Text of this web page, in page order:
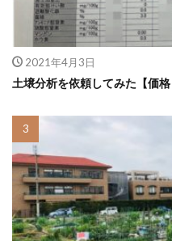
2021年4月3日
土壌分析を依頼してみた【価格